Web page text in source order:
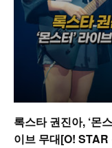
록스타 권진아, ‘몬
이브 무대[O! STAR